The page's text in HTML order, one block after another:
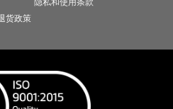
货政策